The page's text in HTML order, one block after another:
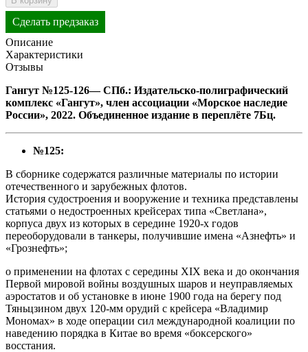
Сделать предзаказ
Описание
Характеристики
Отзывы
Гангут №125-126— СПб.: Издательско-полиграфический
комплекс «Гангут», член ассоциации «Морское наследие
России», 2022. Объединенное издание в переплёте 7Бц.
№125:
В сборнике содержатся различные материалы по истории
отечественного и зарубежных флотов.
История судостроения и вооружение и техника представлены
статьями о недостроенных крейсерах типа «Светлана»,
корпуса двух из которых в середине 1920-х годов
переоборудовали в танкеры, получившие имена «Азнефть» и
«Грознефть»;
о применении на флотах с середины XIX века и до окончания
Первой мировой войны воздушных шаров и неуправляемых
аэростатов и об установке в июне 1900 года на берегу под
Тяньцзином двух 120-мм орудий с крейсера «Владимир
Мономах» в ходе операции сил международной коалиции по
наведению порядка в Китае во время «боксерского»
восстания.